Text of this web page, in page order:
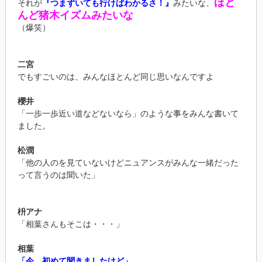
それが『つまずいても行けばわかるさ！』 みたいな、
んど猪木イズムみたいな
（爆笑）
二宮
でもすごいのは、みんなほとんど同じ思いなんですよ
櫻井
「一歩一歩近い道などないなら」のような事をみんな書いて
ました。
松潤
「他の人のを見ていないけどニュアンスがみんな一緒だった
って言うのは聞いた」
枡アナ
「相葉さんもそこは・・・」
相葉